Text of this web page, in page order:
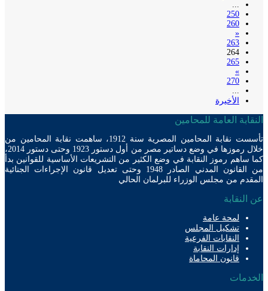
250
260
263
264
265
270
الأخيرة
العامة للمحامين
تأسست نقابة المحامين المصرية سنة 1912، ساهمت نقابة المحامين من
خلال رموزها في وضع دساتير مصر من أول دستور 1923 وحتى دستور 2014،
رموز النقابة في وضع الكثير من التشريعات الأساسية للقوانين بدأ
من القانون المدني الصادر 1948 وحتى تعديل قانون الإجراءات الجنائية
من مجلس الوزراء للبرلمان الحالي
لمحة عامة
تشكيل المجلس
النقابات الفرعية
إدارات النقابة
قانون المحاماة